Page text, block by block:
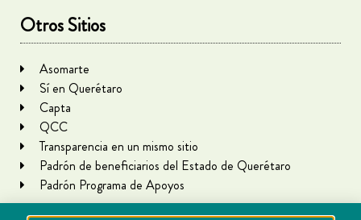
Otros Sitios
Asomarte
Sí en Querétaro
Capta
QCC
Transparencia en un mismo sitio
Padrón de beneficiarios del Estado de Querétaro
Padrón Programa de Apoyos